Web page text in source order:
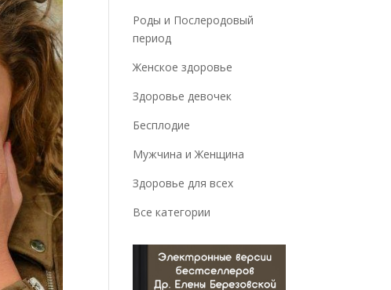
Роды и Послеродовый
период
Женское здоровье
Здоровье девочек
Бесплодие
Мужчина и Женщина
Здоровье для всех
Все категории